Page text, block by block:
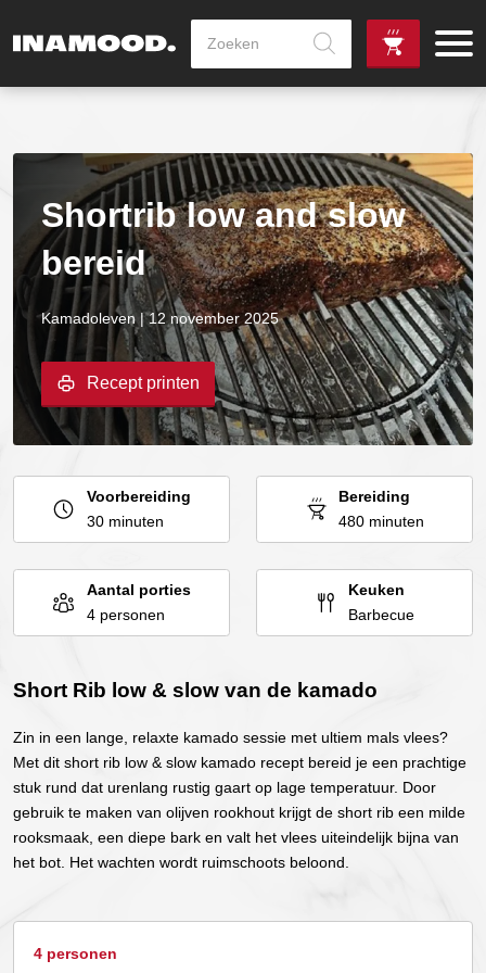
leverdag
mogelijk
vanaf €100,-
Shortrib low and slow
bereid
Kamadoleven | 12 november 2025
Recept printen
Voorbereiding
30 minuten
Bereiding
480 minuten
Aantal porties
4 personen
Keuken
Barbecue
Short Rib low & slow van de kamado
Zin in een lange, relaxte kamado sessie met ultiem mals vlees?
Met dit short rib low & slow kamado recept bereid je een prachtige
stuk rund dat urenlang rustig gaart op lage temperatuur. Door
gebruik te maken van olijven rookhout krijgt de short rib een milde
rooksmaak, een diepe bark en valt het vlees uiteindelijk bijna van
het bot. Het wachten wordt ruimschoots beloond.
4 personen